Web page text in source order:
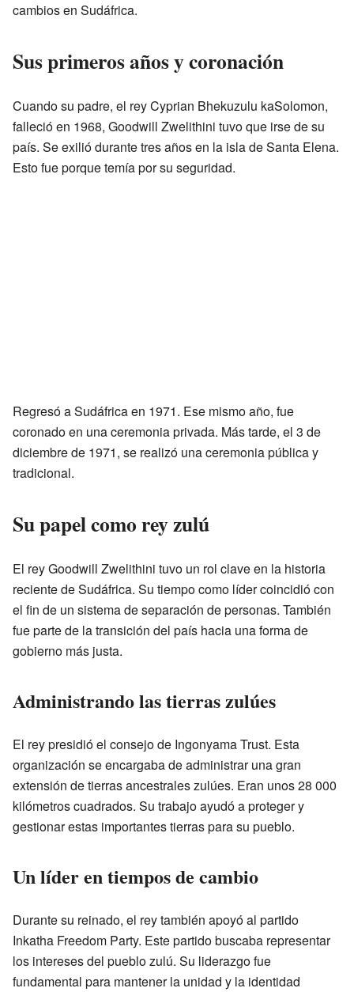
cambios en Sudáfrica.
Sus primeros años y coronación
Cuando su padre, el rey Cyprian Bhekuzulu kaSolomon,
falleció en 1968, Goodwill Zwelithini tuvo que irse de su
país. Se exilió durante tres años en la isla de Santa Elena.
Esto fue porque temía por su seguridad.
Regresó a Sudáfrica en 1971. Ese mismo año, fue
coronado en una ceremonia privada. Más tarde, el 3 de
diciembre de 1971, se realizó una ceremonia pública y
tradicional.
Su papel como rey zulú
El rey Goodwill Zwelithini tuvo un rol clave en la historia
reciente de Sudáfrica. Su tiempo como líder coincidió con
el fin de un sistema de separación de personas. También
fue parte de la transición del país hacia una forma de
gobierno más justa.
Administrando las tierras zulúes
El rey presidió el consejo de Ingonyama Trust. Esta
organización se encargaba de administrar una gran
extensión de tierras ancestrales zulúes. Eran unos 28 000
kilómetros cuadrados. Su trabajo ayudó a proteger y
gestionar estas importantes tierras para su pueblo.
Un líder en tiempos de cambio
Durante su reinado, el rey también apoyó al partido
Inkatha Freedom Party. Este partido buscaba representar
los intereses del pueblo zulú. Su liderazgo fue
fundamental para mantener la unidad y la identidad